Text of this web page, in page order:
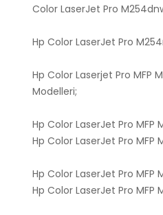
Color LaserJet Pro
Hp Color LaserJet Pro
Hp Color Laserjet Pro MFP
Modelleri;
Hp Color LaserJet Pro MFP
Hp Color LaserJet Pro MFP
Hp Color LaserJet Pro MFP
Hp Color LaserJet Pro MFP